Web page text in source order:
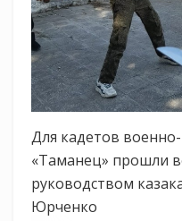
Для кадетов
«Таманец» прошли
руководством
Юрченко